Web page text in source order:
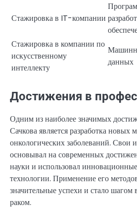
Стажировка в IT-компании
Стажировка в компании по
искусственному
интеллекту
данных
Достижения в
Одним из наиболее значимых
Сачкова является разработка новых
онкологических заболеваний. Свои
основывал на современных
науки и использовал
технологии. Применение его
значительные успехи и стало шагом
раком.